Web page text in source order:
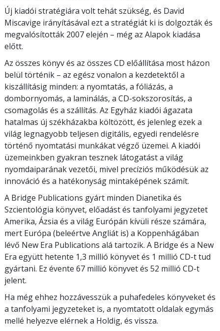
Új kiadói stratégiára volt tehát szükség, és David
Miscavige irányításával ezt a stratégiát ki is dolgozták és
megvalósították 2007 elején – még az Alapok kiadása
előtt.
Az összes könyv és az összes CD előállítása most házon
belül történik – az egész vonalon a kezdetektől a
kiszállításig minden: a nyomtatás, a fóliázás, a
dombornyomás, a laminálás, a CD-sokszorosítás, a
csomagolás és a szállítás. Az Egyház kiadói ágazata
hatalmas új székházakba költözött, és jelenleg ezek a
világ legnagyobb teljesen digitális, egyedi rendelésre
történő nyomtatási munkákat végző üzemei. A kiadói
üzemeinkben gyakran tesznek látogatást a világ
nyomdaiparának vezetői, mivel precíziós működésük az
innováció és a hatékonyság mintaképének számít.
A Bridge Publications gyárt minden Dianetika és
Szcientológia könyvet, előadást és tanfolyami jegyzetet
Amerika, Ázsia és a világ Európán kívüli része számára,
mert Európa (beleértve Angliát is) a Koppenhágában
lévő New Era Publications alá tartozik. A Bridge és a New
Era együtt hetente 1,3 millió könyvet és 1 millió CD-t tud
gyártani. Ez évente 67 millió könyvet és 52 millió CD-t
jelent.
Ha még ehhez hozzávesszük a puhafedeles könyveket és
a tanfolyami jegyzeteket is, a nyomtatott oldalak egymás
mellé helyezve elérnek a Holdig, és vissza.